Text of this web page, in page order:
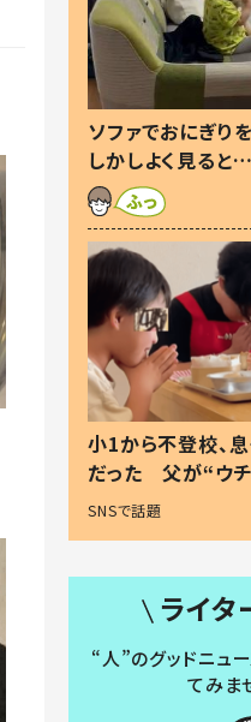
ソファでおにぎ
しかしよく見ると…
察した母の投稿に
す！」「現行犯〜」
小1から不登校、息
だった 父が“ウ
る理由とは #令
SNSで話題
ライタ
“人”のグッドニュ
てみま